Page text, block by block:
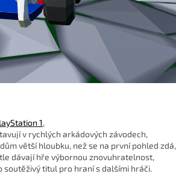
1,
v rychlých arkádových závodech,
větší hloubku, než se na první pohled zdá,
dávají hře výbornou znovuhratelnost,
titul pro hraní s dalšími hráči.